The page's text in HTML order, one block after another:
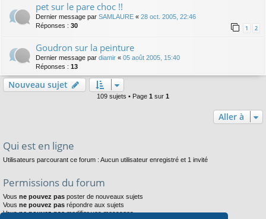
pet sur le pare choc !!
Dernier message par SAMLAURE « 28 oct. 2005, 22:46
Réponses : 30 1 2
Goudron sur la peinture
Dernier message par diamir « 05 août 2005, 15:40
Réponses : 13
Nouveau sujet
109 sujets • Page 1 sur 1
Aller à
Qui est en ligne
Utilisateurs parcourant ce forum : Aucun utilisateur enregistré et 1 invité
Permissions du forum
Vous ne pouvez pas poster de nouveaux sujets
Vous ne pouvez pas répondre aux sujets
Vousne pouvez pasmodifier vos messages